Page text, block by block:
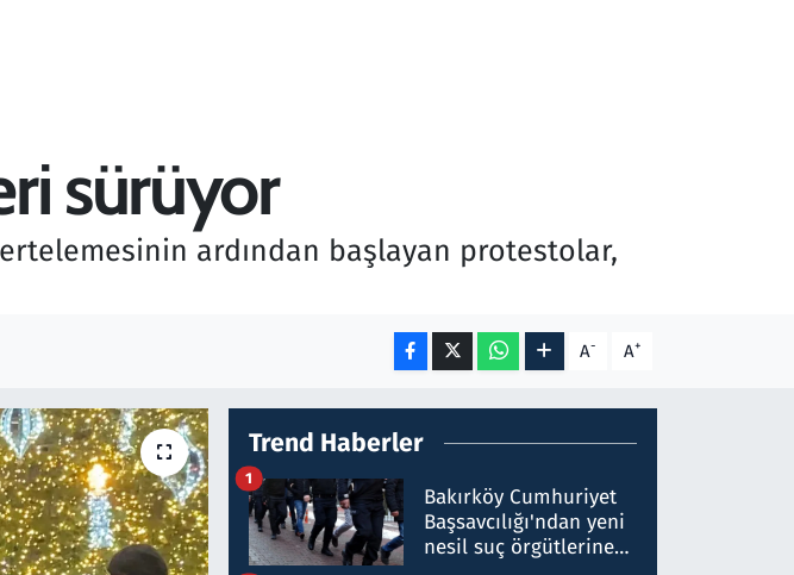
sürüyor
ardından başlayan protestolar,
A- A+
Trend Haberler
Bakırköy Cumhuriyet
Başsavcılığı'ndan yeni
nesil suç örgütlerine
1